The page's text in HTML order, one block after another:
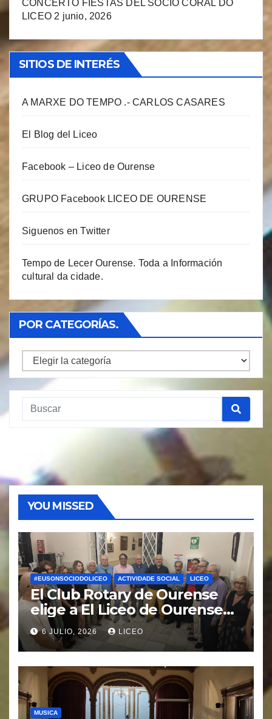
CONCERTO FIESTAS DEL SOCIO CORAL DO
LICEO 2 junio, 2026
SITIOS DE INTERÉS
A MARXE DO TEMPO .- CARLOS CASARES
El Blog del Liceo
Facebook – Liceo de Ourense
GRUPO Facebook LICEO DE OURENSE
Siguenos en Twitter
Tempo de Lecer Ourense. Toda a Información
cultural da cidade.
POR CATEGORÍAS.
Por
Categorías.
YOU MISSED
#EUSONSOCIODOLICEO ACTIVIDADE SOCIAL LICEO
El Club Rotary de Ourense
elige a El Liceo de Ourense
para la puesta en marcha del
proyecto “Ciudad Cardio
Protegida”.
6 JULIO, 2026 LICEO
MUSICA